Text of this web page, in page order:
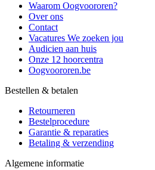
Waarom Oogvoororen?
Over ons
Contact
Vacatures We zoeken jou
Audicien aan huis
Onze 12 hoorcentra
Oogvoororen.be
Bestellen & betalen
Retourneren
Bestelprocedure
Garantie & reparaties
Betaling & verzending
Algemene informatie